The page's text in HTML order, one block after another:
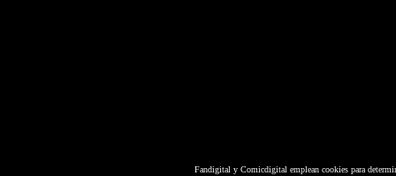
Fandigital y Comicdigital emplean cookies para